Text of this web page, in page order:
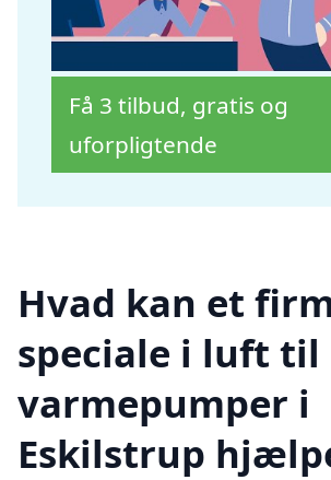
Få 3 tilbud, gratis og
uforpligtende
Hvad kan et
speciale i luft
varmepumper i
Eskilstrup